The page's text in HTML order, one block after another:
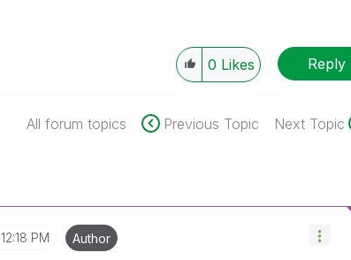
0 Likes Reply
All forum topics Previous Topic Next Topic
12:18 PM Author